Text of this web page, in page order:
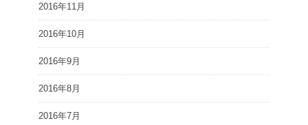
2016年11月
2016年10月
2016年9月
2016年8月
2016年7月